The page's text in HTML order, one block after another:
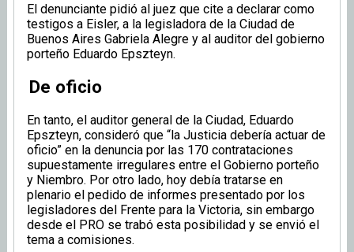
El denunciante pidió al juez que cite a declarar como
testigos a Eisler, a la legisladora de la Ciudad de
Buenos Aires Gabriela Alegre y al auditor del gobierno
porteño Eduardo Epszteyn.
De oficio
En tanto, el auditor general de la Ciudad, Eduardo
Epszteyn, consideró que “la Justicia debería actuar de
oficio” en la denuncia por las 170 contrataciones
supuestamente irregulares entre el Gobierno porteño
y Niembro. Por otro lado, hoy debía tratarse en
plenario el pedido de informes presentado por los
legisladores del Frente para la Victoria, sin embargo
desde el PRO se trabó esta posibilidad y se envió el
tema a comisiones.